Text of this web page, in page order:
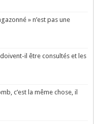
» n’est pas une
il être consultés et les
c’est la même chose, il